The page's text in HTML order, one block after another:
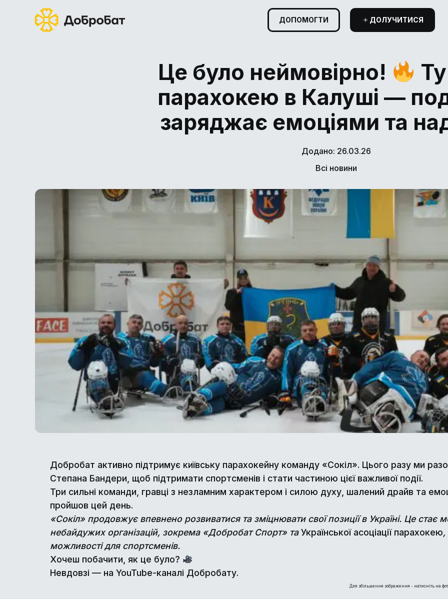
ДОПОМОГТИ ДОЛУЧИТИСЯ
Це було неймовірно!
парахокею в Калуші —
заряджає емоціями та
Додано: 26.03.26
Всі новини
Добробат активно підтримує київську парахокейну команду «Сокіл». Цього разу ми
Степана Бандери, щоб підтримати спортсменів і стати частиною цієї важливої події.
Три сильні команди, гравці з незламним характером і силою духу, шалений драйв та
пройшов цей день.
«Сокіл» продовжує впевнено розвиватися та зміцнювати свої позиції в Україні. Це стає
небайдужих організацій, зокрема «Добробат Спорт» таУкраїнської асоціації парахокею,
можливості для спортсменів.
Хочеш побачити, як це було?
Невдовзі — на YouTube-каналі Добробату.
Для збільшення зображення - натисніть на